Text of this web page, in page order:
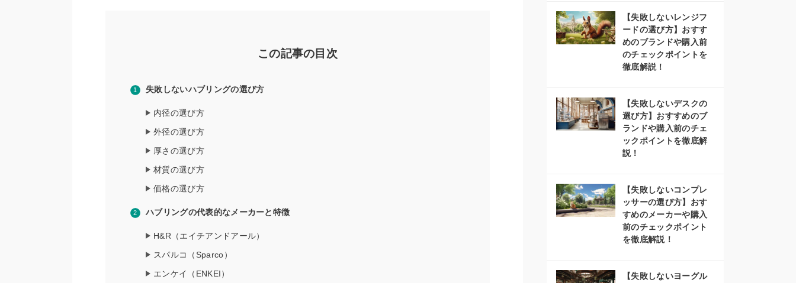
この記事の目次
失敗しないハブリングの選び方
内径の選び方
外径の選び方
厚さの選び方
材質の選び方
価格の選び方
ハブリングの代表的なメーカーと特徴
H&R（エイチアンドアール）
スパルコ（Sparco）
エンケイ（ENKEI）
【失敗しないレンジフ
ードの選び方】おすす
めのブランドや購入前
のチェックポイントを
徹底解説！
【失敗しないデスクの
選び方】おすすめのブ
ランドや購入前のチェ
ックポイントを徹底解
説！
【失敗しないコンプレ
ッサーの選び方】おす
すめのメーカーや購入
前のチェックポイント
を徹底解説！
【失敗しないヨーグル